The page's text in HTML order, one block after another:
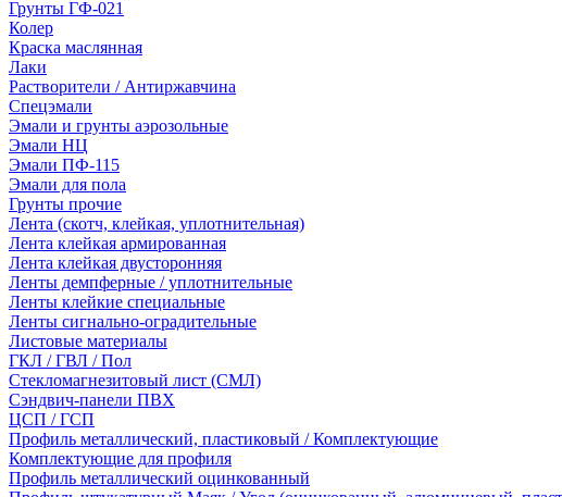
Грунты ГФ-021
Колер
Краска маслянная
Лаки
Растворители / Антиржавчина
Спецэмали
Эмали и грунты аэрозольные
Эмали НЦ
Эмали ПФ-115
Эмали для пола
Грунты прочие
Лента (скотч, клейкая, уплотнительная)
Лента клейкая армированная
Лента клейкая двусторонняя
Ленты демпферные / уплотнительные
Ленты клейкие специальные
Ленты сигнально-оградительные
Листовые материалы
ГКЛ / ГВЛ / Пол
Стекломагнезитовый лист (СМЛ)
Сэндвич-панели ПВХ
ЦСП / ГСП
Профиль металлический, пластиковый / Комплектующие
Комплектующие для профиля
Профиль металлический оцинкованный